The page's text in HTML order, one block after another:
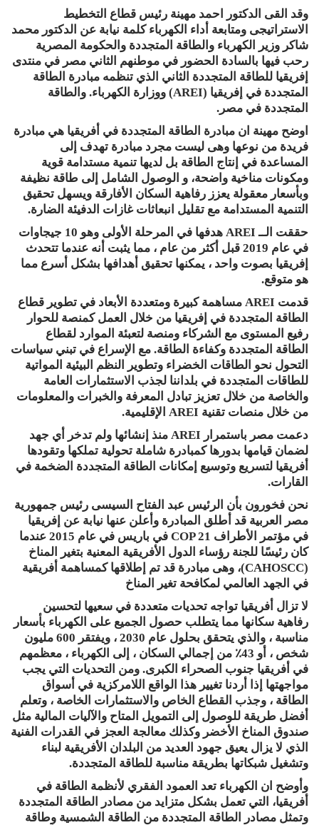
وقد القى الدكتور احمد مهينة رئيس قطاع التخطيط
الاستراتيجى ومتابعة أداء الكهرباء كلمة نيابة عن الدكتور محمد
شاكر وزير الكهرباء والطاقة المتجددة والحكومة المصرية
رحب فيها بالسادة الحضور في موطنهم الثاني مصر في منتدى
إفريقيا للطاقة المتجددة الثاني الذي تنظمه مبادرة الطاقة
المتجددة في إفريقيا (AREI) ووزارة الكهرباء. والطاقة
المتجددة في مصر.
اوضح مهينة ان مبادرة الطاقة المتجددة في أفريقيا هي مبادرة
فريدة من نوعها وهى ليست مجرد مبادرة تهدف إلى
المساعدة في إنتاج الطاقة بل لديها تنمية مستدامة قوية
ومكونات مناخية واضحة، و الوصول الشامل إلى طاقة نظيفة
وبأسعار معقولة يعزز رفاهية السكان الأفارقة ويسهل تحقيق
التنمية المستدامة مع تقليل انبعاثات غازات الدفيئة الضارة.
حققت الــ AREI هدفها في المرحلة الأولى وهو 10 جيجاوات
في عام 2019 قبل أكثر من عام ، مما يثبت أنه عندما تتحدث
إفريقيا بصوت واحد ، يمكنها تحقيق أهدافها بشكل أسرع مما
هو متوقع.
قدمت AREI مساهمة كبيرة ومتعددة الأبعاد في تطوير قطاع
الطاقة المتجددة في إفريقيا من خلال العمل كمنصة للحوار
رفيع المستوى مع الشركاء ومنصة لتعبئة الموارد لقطاع
الطاقة المتجددة وكفاءة الطاقة. مع الإسراع في تبني سياسات
التحول نحو الطاقات الخضراء وتطوير النظم البيئية المواتية
للطاقات المتجددة في بلداننا لجذب الاستثمارات العامة
والخاصة من خلال تعزيز تبادل المعرفة والخبرات والمعلومات
من خلال منصات تقنية AREI الإقليمية.
دعمت مصر باستمرار AREI منذ إنشائها ولم تدخر أي جهد
لضمان قيامها بدورها كمبادرة شاملة تحولية تملكها وتقودها
أفريقيا لتسريع وتوسيع إمكانات الطاقة المتجددة الضخمة في
القارات.
نحن فخورون بأن الرئيس عبد الفتاح السيسى رئيس جمهورية
مصر العربية قد أطلق المبادرة وأعلن عنها نيابة عن إفريقيا
في مؤتمر الأطراف COP 21 في باريس في عام 2015 عندما
كان رئيسًا للجنة رؤساء الدول الأفريقية المعنية بتغير المناخ
(CAHOSCC)، وهى مبادرة قد تم إطلاقها كمساهمة أفريقية
في الجهد العالمي لمكافحة تغير المناخ
لا تزال أفريقيا تواجه تحديات متعددة في سعيها لتحسين
رفاهية سكانها مما يتطلب حصول الجميع على الكهرباء بأسعار
مناسبة ، والذي يتحقق بحلول عام 2030 ، ويفتقر 600 مليون
شخص ، أو 43٪ من إجمالي السكان ، إلى الكهرباء ، معظمهم
في أفريقيا جنوب الصحراء الكبرى. ومن التحديات التي يجب
مواجهتها إذا أردنا تغيير هذا الواقع اللامركزية في أسواق
الطاقة ، وجذب القطاع الخاص والاستثمارات الخاصة ، وتعلم
أفضل طريقة للوصول إلى التمويل المتاح والآليات المالية مثل
صندوق المناخ الأخضر وكذلك معالجة العجز في القدرات الفنية
الذي لا يزال يعيق جهود العديد من البلدان الأفريقية لبناء
وتشغيل شبكاتها بطريقة مناسبة للطاقة المتجددة.
وأوضح ان الكهرباء تعد العمود الفقري لأنظمة الطاقة في
أفريقيا، التي تعمل بشكل متزايد من مصادر الطاقة المتجددة
وتمثل مصادر الطاقة المتجددة من الطاقة الشمسية وطاقة